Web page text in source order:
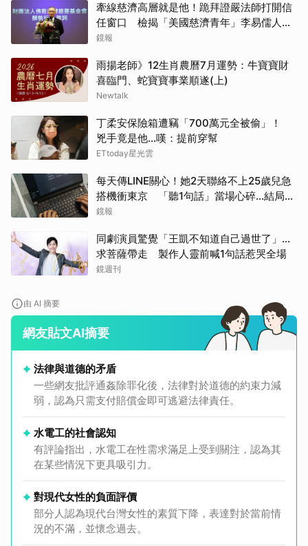
牽線慈濟高層就是他！跪拜證嚴法師打開信
任窗口 檢揭「美國慈濟青年」李易儒人脈
網絡
鏡報
雨揚老師》12生肖農曆7月運勢：牛寶寶財
喜臨門、蛇寶寶事業順遂(上)
Newtalk
丁柔安保險箱遭竊「700萬元全被偷」！
兇手竟是他...嘆：提前穿幫
ETtoday星光雲
每天傳LINE關心！她2天聯絡不上25歲兒急
搭機衝東京 「聽1句話」當場心碎...結局看
哭網
鏡報
同劇演員驚覺「王凱不知道自己過世了」...
求菩薩帶走 製作人靈前喊1句話惹哭全場
鏡週刊
由 AI 摘要
網友貼文AI摘要
法律與道德的矛盾
一些網友批評通姦除罪化後，法律對於道德的約束力減
弱，認為只需支付賠償金即可逃避法律責任。
水電工的社會認知
有評論指出，水電工在性需求滿足上受到關注，認為其
在某些情況下更具吸引力。
對現代女性的負面評價
部分人認為現代台灣女性的素質下降，表達對於當前情
況的不滿，並懷念過去。